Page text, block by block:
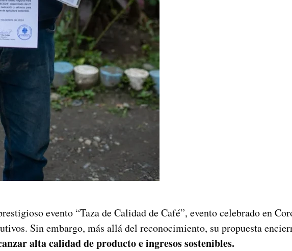
evento “Taza de Calidad de Café”, evento celebrado en
Sin embargo, más allá del reconocimiento, su propuesta
alta calidad de producto e ingresos sostenibles.